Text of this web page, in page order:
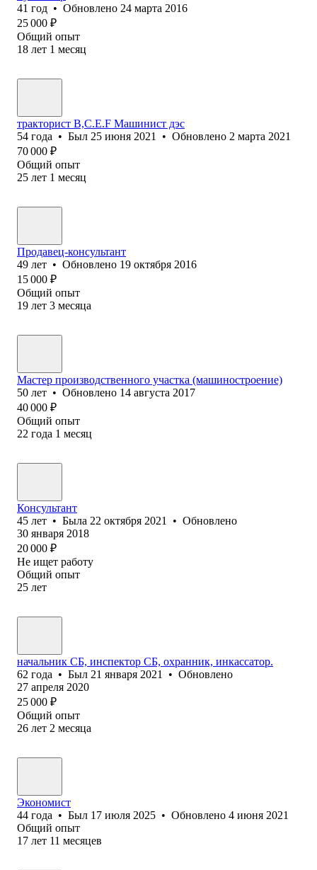
41 год • Обновлено 24 марта 2016
25 000 ₽
Общий опыт
18 лет 1 месяц
тракторист B,C.E.F Машинист дэс
54 года • Был 25 июня 2021 • Обновлено 2 марта 2021
70 000 ₽
Общий опыт
25 лет 1 месяц
Продавец-консультант
49 лет • Обновлено 19 октября 2016
15 000 ₽
Общий опыт
19 лет 3 месяца
Мастер производственного участка (машиностроение)
50 лет • Обновлено 14 августа 2017
40 000 ₽
Общий опыт
22 года 1 месяц
Консу‎льтант
45 лет • Была 22 октября 2021 • Обновлено
30 января 2018
20 000 ₽
Не ищет работу
Общий опыт
25 лет
начальник СБ, инспектор СБ, охранник, инкассатор.
62 года • Был 21 января 2021 • Обновлено
27 апреля 2020
25 000 ₽
Общий опыт
26 лет 2 месяца
Экономист
44 года • Был 17 июля 2025 • Обновлено 4 июня 2021
Общий опыт
17 лет 11 месяцев